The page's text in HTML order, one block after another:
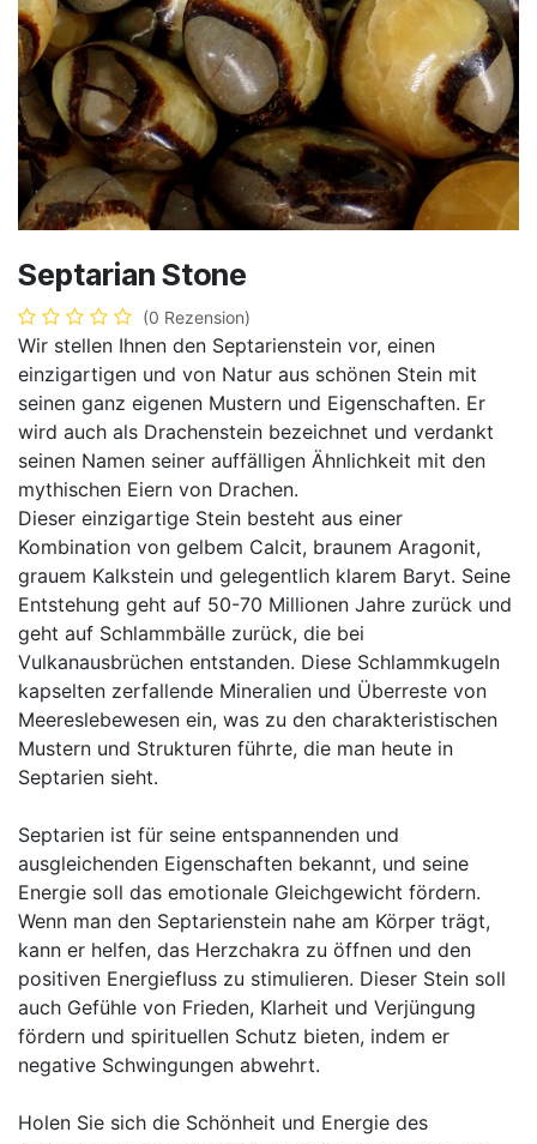
Septarian Stone
(0 Rezension)
Wir stellen Ihnen den Septarienstein vor, einen
einzigartigen und von Natur aus schönen Stein mit
seinen ganz eigenen Mustern und Eigenschaften. Er
wird auch als Drachenstein bezeichnet und verdankt
seinen Namen seiner auffälligen Ähnlichkeit mit den
mythischen Eiern von Drachen.
Dieser einzigartige Stein besteht aus einer
Kombination von gelbem Calcit, braunem Aragonit,
grauem Kalkstein und gelegentlich klarem Baryt. Seine
Entstehung geht auf 50-70 Millionen Jahre zurück und
geht auf Schlammbälle zurück, die bei
Vulkanausbrüchen entstanden. Diese Schlammkugeln
kapselten zerfallende Mineralien und Überreste von
Meereslebewesen ein, was zu den charakteristischen
Mustern und Strukturen führte, die man heute in
Septarien sieht.
Septarien ist für seine entspannenden und
ausgleichenden Eigenschaften bekannt, und seine
Energie soll das emotionale Gleichgewicht fördern.
Wenn man den Septarienstein nahe am Körper trägt,
kann er helfen, das Herzchakra zu öffnen und den
positiven Energiefluss zu stimulieren. Dieser Stein soll
auch Gefühle von Frieden, Klarheit und Verjüngung
fördern und spirituellen Schutz bieten, indem er
negative Schwingungen abwehrt.
Holen Sie sich die Schönheit und Energie des